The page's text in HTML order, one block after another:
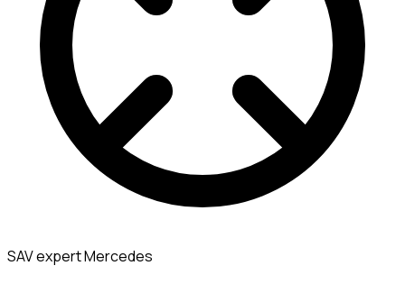
SAV expert Mercedes